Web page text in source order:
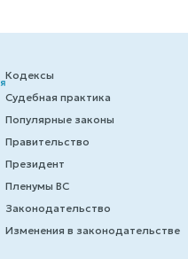
Кодексы
Судебная практика
Популярные законы
Правительство
Президент
Пленумы ВС
Законодательство
Изменения в законодательстве